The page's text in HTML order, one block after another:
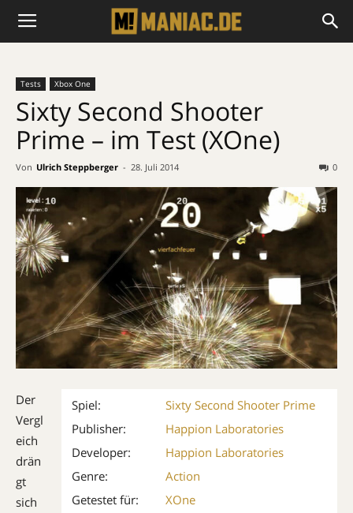
Tests Xbox One
Sixty Second Shooter
Prime – im Test (XOne)
Von Ulrich Steppberger - 28. Juli 2014 0
Spiel:
Sixty Second Shooter Prime
Publisher:
Happion Laboratories
Developer:
Happion Laboratories
Genre:
Action
Getestet für:
XOne
Der
Vergl
eich
drän
gt
sich